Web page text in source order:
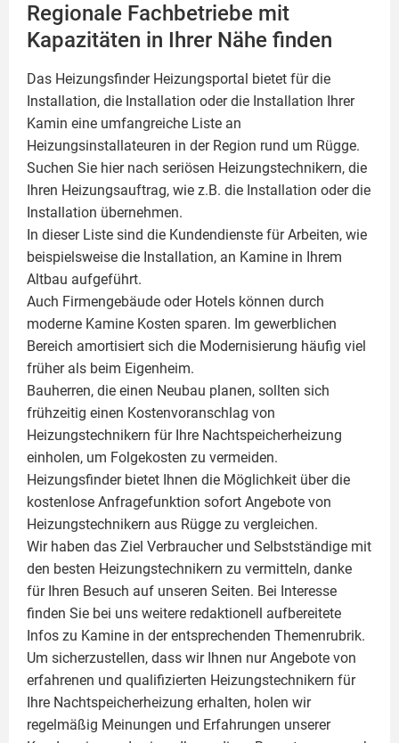
Regionale Fachbetriebe mit
Kapazitäten in Ihrer Nähe finden
Das Heizungsfinder Heizungsportal bietet für die
Installation, die Installation oder die Installation Ihrer
Kamin eine umfangreiche Liste an
Heizungsinstallateuren in der Region rund um Rügge.
Suchen Sie hier nach seriösen Heizungstechnikern, die
Ihren Heizungsauftrag, wie z.B. die Installation oder die
Installation übernehmen.
In dieser Liste sind die Kundendienste für Arbeiten, wie
beispielsweise die Installation, an Kamine in Ihrem
Altbau aufgeführt.
Auch Firmengebäude oder Hotels können durch
moderne Kamine Kosten sparen. Im gewerblichen
Bereich amortisiert sich die Modernisierung häufig viel
früher als beim Eigenheim.
Bauherren, die einen Neubau planen, sollten sich
frühzeitig einen Kostenvoranschlag von
Heizungstechnikern für Ihre Nachtspeicherheizung
einholen, um Folgekosten zu vermeiden.
Heizungsfinder bietet Ihnen die Möglichkeit über die
kostenlose Anfragefunktion sofort Angebote von
Heizungstechnikern aus Rügge zu vergleichen.
Wir haben das Ziel Verbraucher und Selbstständige mit
den besten Heizungstechnikern zu vermitteln, danke
für Ihren Besuch auf unseren Seiten. Bei Interesse
finden Sie bei uns weitere redaktionell aufbereitete
Infos zu Kamine in der entsprechenden Themenrubrik.
Um sicherzustellen, dass wir Ihnen nur Angebote von
erfahrenen und qualifizierten Heizungstechnikern für
Ihre Nachtspeicherheizung erhalten, holen wir
regelmäßig Meinungen und Erfahrungen unserer